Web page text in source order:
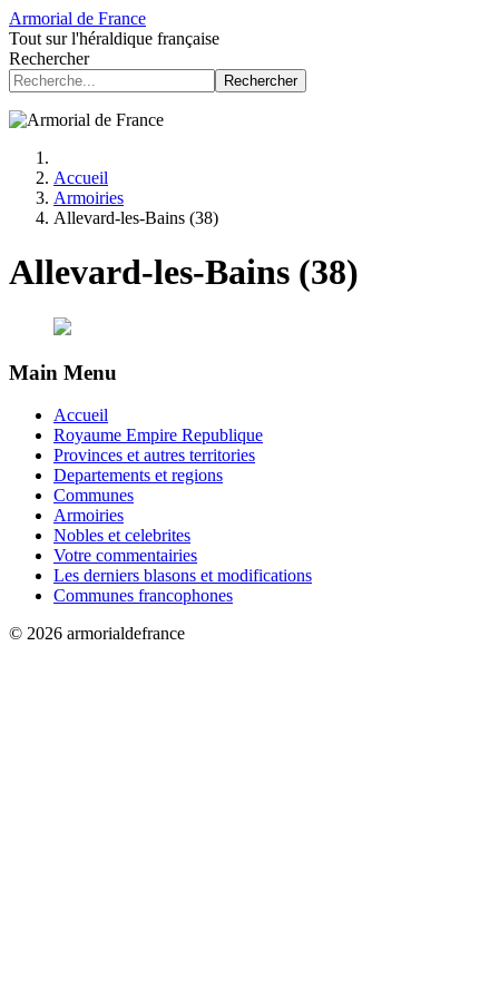
Armorial de France
Tout sur l'héraldique française
Rechercher
Rechercher
Accueil
Armoiries
Allevard-les-Bains (38)
Allevard-les-Bains (38)
Main Menu
Accueil
Royaume Empire Republique
Provinces et autres territories
Departements et regions
Communes
Armoiries
Nobles et celebrites
Votre commentairies
Les derniers blasons et modifications
Communes francophones
© 2026 armorialdefrance